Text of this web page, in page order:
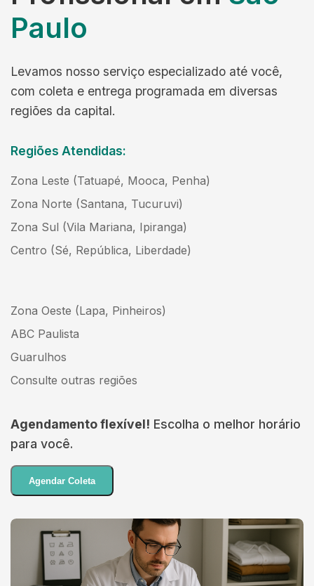
Paulo
Levamos nosso serviço especializado até você,
com coleta e entrega programada em diversas
regiões da capital.
Regiões Atendidas:
Zona Leste (Tatuapé, Mooca, Penha)
Zona Norte (Santana, Tucuruvi)
Zona Sul (Vila Mariana, Ipiranga)
Centro (Sé, República, Liberdade)
Zona Oeste (Lapa, Pinheiros)
ABC Paulista
Guarulhos
Consulte outras regiões
Agendamento flexível! Escolha o melhor horário
para você.
Agendar Coleta